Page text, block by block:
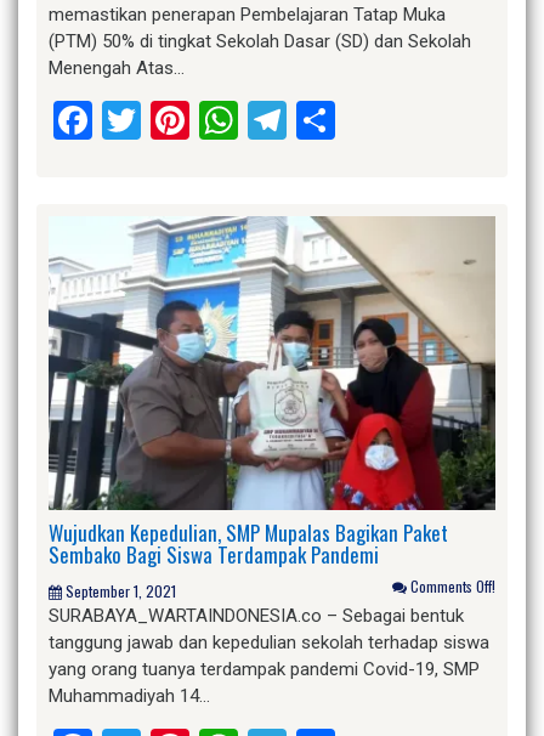
memastikan penerapan Pembelajaran Tatap Muka
(PTM) 50% di tingkat Sekolah Dasar (SD) dan Sekolah
Menengah Atas…
Facebook
Twitter
Pinterest
WhatsApp
Telegram
Wujudkan Kepedulian, SMP Mupalas Bagikan Paket
Sembako Bagi Siswa Terdampak Pandemi
September 1, 2021 Comments Off!
SURABAYA_WARTAINDONESIA.co – Sebagai bentuk
tanggung jawab dan kepedulian sekolah terhadap siswa
yang orang tuanya terdampak pandemi Covid-19, SMP
Muhammadiyah 14…